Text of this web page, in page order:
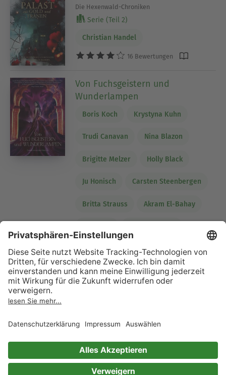
Die Hexenwald-Chroniken
Serie (Teil 2)
Christian Handel
16 Bewertungen
Von Fuchsgeistern und
Wunderlampen
Boris Koch Krystyna Kuhn
Trudi Canavan Nina Blazon
Brigitte Melzer Holly Black
Ju Honisch Carsten Steenbergen
Britta Strauss Akram El-Bahay
Laura Labas Christian Handel
Janna Ruth Jenny Benkau
Die Nacht der Königinnen
Christian Handel